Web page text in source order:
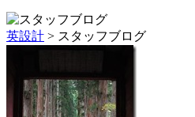
英設計 > スタッフブログ